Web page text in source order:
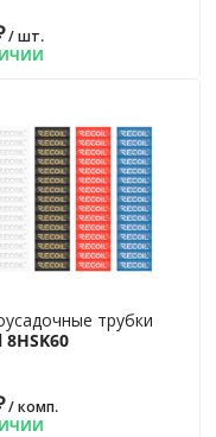
/ шт.
трубки
8HSK60
/ комп.